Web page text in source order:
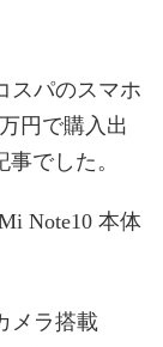
スパのスマホ
円で購入出
でした。
Note10 本体
メラ搭載